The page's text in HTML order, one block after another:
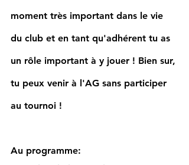
moment très important dans le vie
du club et en tant qu'adhérent tu as
un rôle important à y jouer ! Bien sur,
tu peux venir à l'AG sans participer
au tournoi !
Au programme: